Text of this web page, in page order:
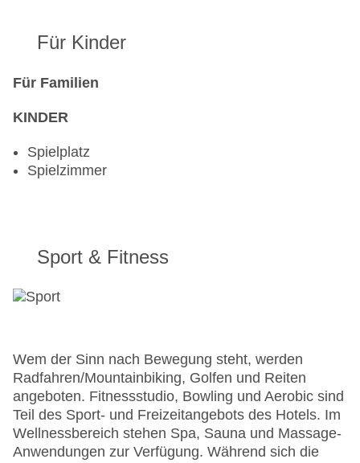
Für Kinder
Für Familien
KINDER
Spielplatz
Spielzimmer
Sport & Fitness
Wem der Sinn nach Bewegung steht, werden
Radfahren/Mountainbiking, Golfen und Reiten
angeboten. Fitnessstudio, Bowling und Aerobic sind
Teil des Sport- und Freizeitangebots des Hotels. Im
Wellnessbereich stehen Spa, Sauna und Massage-
Anwendungen zur Verfügung. Während sich die